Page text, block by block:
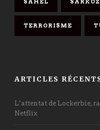
SAHEL
TERRORISME
ARTICLES
L’attentat de Lockerbie,
Netflix